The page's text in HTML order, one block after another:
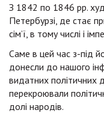
З 1842 по 1846 рр.
Петербурзі, де стає
сім’ї, в тому числі і
Саме в цей час з-під
донесли до нашого
видатних політичних
перекроювали
долі народів.